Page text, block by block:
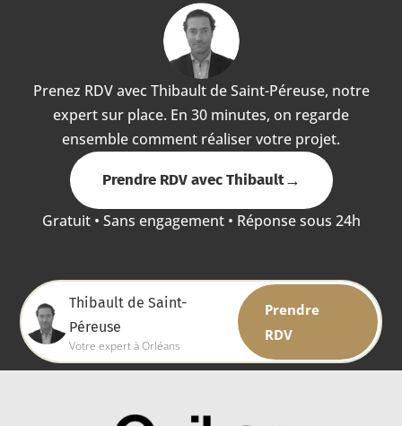
Prenez RDV avec Thibault de Saint-Péreuse, notre
expert sur place. En 30 minutes, on regarde
ensemble comment réaliser votre projet.
Prendre RDV avec Thibault→
Gratuit • Sans engagement • Réponse sous 24h
Thibault de Saint-
Péreuse
Votre expert à Orléans
Prendre
RDV